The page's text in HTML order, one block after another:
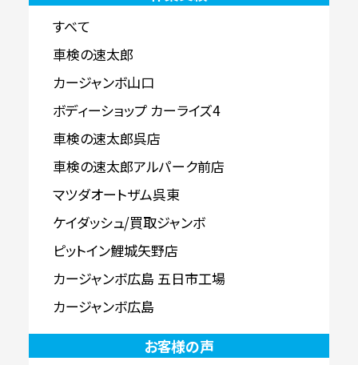
すべて
車検の速太郎
カージャンボ山口
ボディーショップ カーライズ4
車検の速太郎呉店
車検の速太郎アルパーク前店
マツダオートザム呉東
ケイダッシュ/買取ジャンボ
ピットイン鯉城矢野店
カージャンボ広島 五日市工場
カージャンボ広島
お客様の声